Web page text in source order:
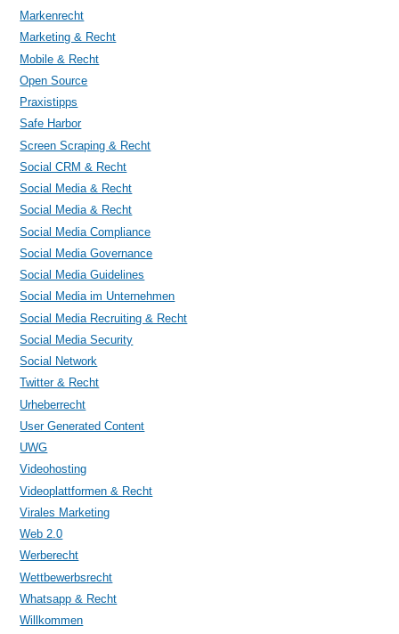
Markenrecht
Marketing & Recht
Mobile & Recht
Open Source
Praxistipps
Safe Harbor
Screen Scraping & Recht
Social CRM & Recht
Social Media & Recht
Social Media & Recht
Social Media Compliance
Social Media Governance
Social Media Guidelines
Social Media im Unternehmen
Social Media Recruiting & Recht
Social Media Security
Social Network
Twitter & Recht
Urheberrecht
User Generated Content
UWG
Videohosting
Videoplattformen & Recht
Virales Marketing
Web 2.0
Werberecht
Wettbewerbsrecht
Whatsapp & Recht
Willkommen